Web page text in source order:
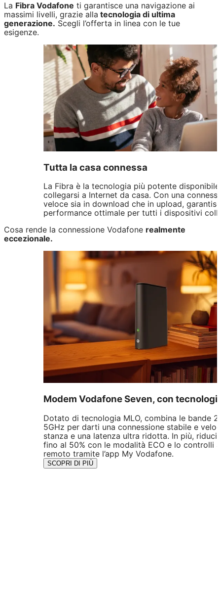
La Fibra Vodafone ti garantisce una navigazione ai
massimi livelli, grazie alla tecnologia di ultima
generazione. Scegli l’offerta in linea con le tue
esigenze.
Tutta la casa connessa
La Fibra è la tecnologia più potente
collegarsi a Internet da casa. Con una
veloce sia in download che in upload,
performance ottimale per tutti i dispositivi
Cosa rende la connessione Vodafone realmente
eccezionale.
Modem Vodafone Seven, con
Dotato di tecnologia MLO, combina le bande
5GHz per darti una connessione stabile e
stanza e una latenza ultra ridotta. In più, riduci
fino al 50% con le modalità ECO e lo controlli
remoto tramite l’app My Vodafone.
SCOPRI DI PIÙ